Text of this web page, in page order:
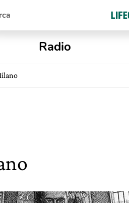
Radio